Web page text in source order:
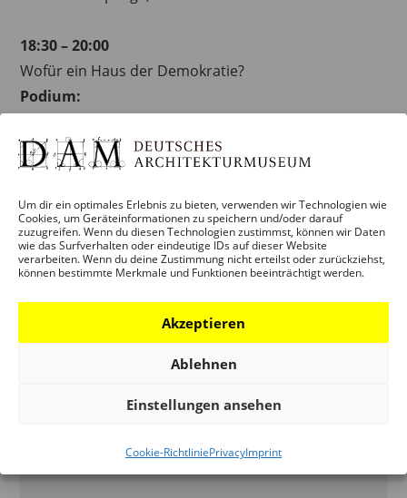
Um dir ein optimales Erlebnis zu bieten, verwenden wir Technologien wie
Cookies, um Geräteinformationen zu speichern und/oder darauf
zuzugreifen. Wenn du diesen Technologien zustimmst, können wir Daten
wie das Surfverhalten oder eindeutige IDs auf dieser Website
verarbeiten. Wenn du deine Zustimmung nicht erteilst oder zurückziehst,
können bestimmte Merkmale und Funktionen beeinträchtigt werden.
Akzeptieren
Ablehnen
Einstellungen ansehen
Cookie-RichtliniePrivacyImprint
18:30 – 20:00
Wofür ein Haus der Demokratie?
Podium:
Frankfurt
Prof. Dr. Susanne Popp, Universität Augsburg
Prof. Mirjam Wenzel, Jüdisches Museum Frankfurt
Peter Cachola Schmal, Deutsches
Architekturmuseum Frankfurt
Plädoyer:
Marina Weisband, Autorin und Herausgeberin
„Bibliothek der frühen Demokratinnen und
Add to calendar